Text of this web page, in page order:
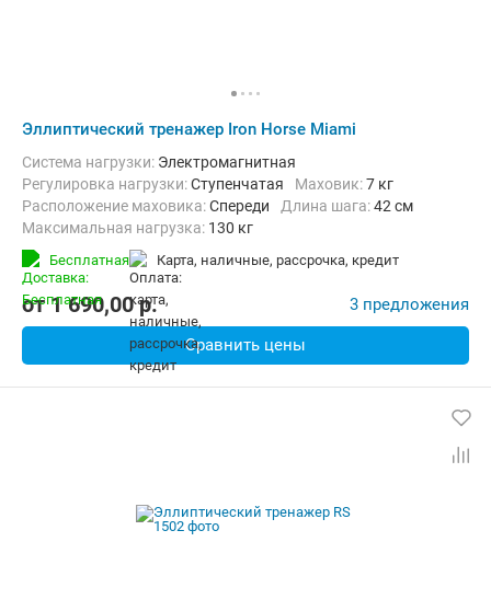
Эллиптический тренажер Iron Horse Miami
Система нагрузки: Электромагнитная
Регулировка нагрузки:Ступенчатая Маховик:7 кг
Расположение маховика:Спереди Длина шага:42 см
Максимальная нагрузка: 130 кг
Бесплатная карта, наличные, рассрочка, кредит
от1 690,00p. 3 предложения
Сравнить цены